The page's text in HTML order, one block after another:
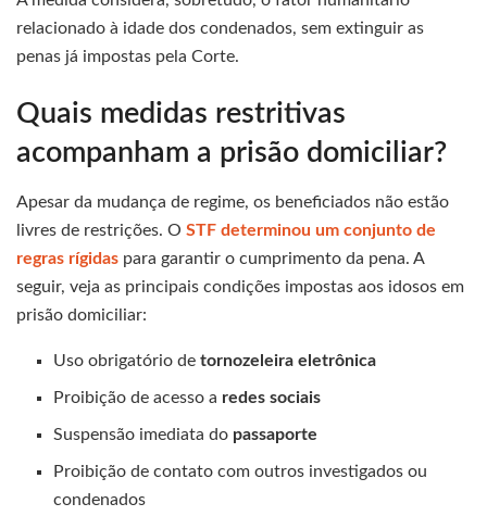
relacionado à idade dos condenados, sem extinguir as
penas já impostas pela Corte.
Quais medidas restritivas
acompanham a prisão domiciliar?
Apesar da mudança de regime, os beneficiados não estão
livres de restrições. O STF determinou um conjunto de
regras rígidas para garantir o cumprimento da pena. A
seguir, veja as principais condições impostas aos idosos em
prisão domiciliar:
Uso obrigatório detornozeleira eletrônica
Proibição de acesso a redes sociais
Suspensão imediata do passaporte
Proibição de contato com outros investigados ou
condenados